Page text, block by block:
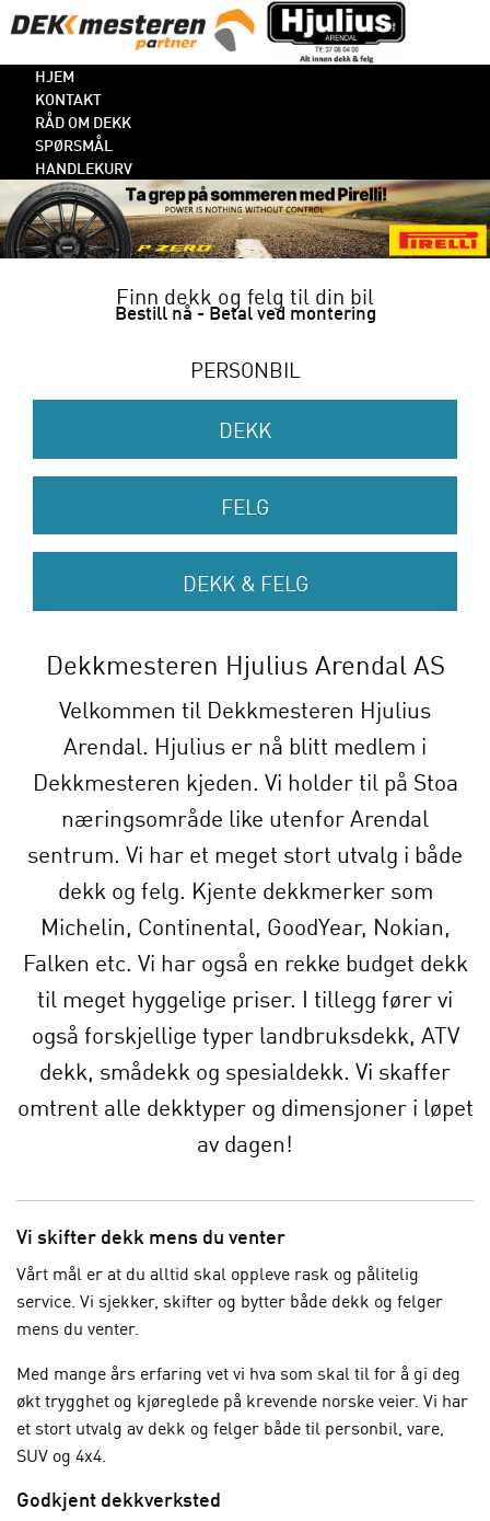
HJEM
KONTAKT
RÅD OM DEKK
SPØRSMÅL
HANDLEKURV
Finn dekk og felg til din bil
Bestill nå - Betal ved montering
PERSONBIL
DEKK
FELG
DEKK & FELG
Dekkmesteren Hjulius Arendal AS
Velkommen til Dekkmesteren Hjulius
Arendal. Hjulius er nå blitt medlem i
Dekkmesteren kjeden. Vi holder til på Stoa
næringsområde like utenfor Arendal
sentrum. Vi har et meget stort utvalg i både
dekk og felg. Kjente dekkmerker som
Michelin, Continental, GoodYear, Nokian,
Falken etc. Vi har også en rekke budget dekk
til meget hyggelige priser. I tillegg fører vi
også forskjellige typer landbruksdekk, ATV
dekk, smådekk og spesialdekk. Vi skaffer
omtrent alle dekktyper og dimensjoner i løpet
av dagen!
Vi skifter dekk mens du venter
Vårt mål er at du alltid skal oppleve rask og pålitelig
service. Vi sjekker, skifter og bytter både dekk og felger
mens du venter.
Med mange års erfaring vet vi hva som skal til for å gi deg
økt trygghet og kjøreglede på krevende norske veier. Vi har
et stort utvalg av dekk og felger både til personbil, vare,
SUV og 4x4.
Godkjent dekkverksted